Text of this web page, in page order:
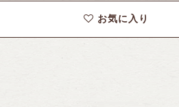
お気に入り